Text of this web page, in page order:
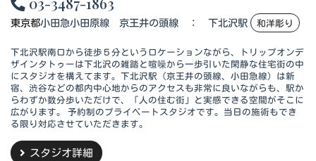
東京都小田急小田原線 京王井の頭線 ： 下北沢駅 和洋彫り
下北沢駅南口から徒歩５分というロケーションながら、トリップオンデ
ザインタトゥーは下北沢の雑踏と喧噪から一歩引いた閑静な住宅街の中
にスタジオを構えてます。下北沢駅（京王井の頭線、小田急線）は新
宿、渋谷などの都内中心地からのアクセスも非常に良いながらも、駅か
らわずか数分歩いただけで、「人の住む街」と実感できる空間がそこに
広がります。 予約制のプライベートスタジオです。当日の施術もでき
る限り対応させていただきます。
スタジオ詳細